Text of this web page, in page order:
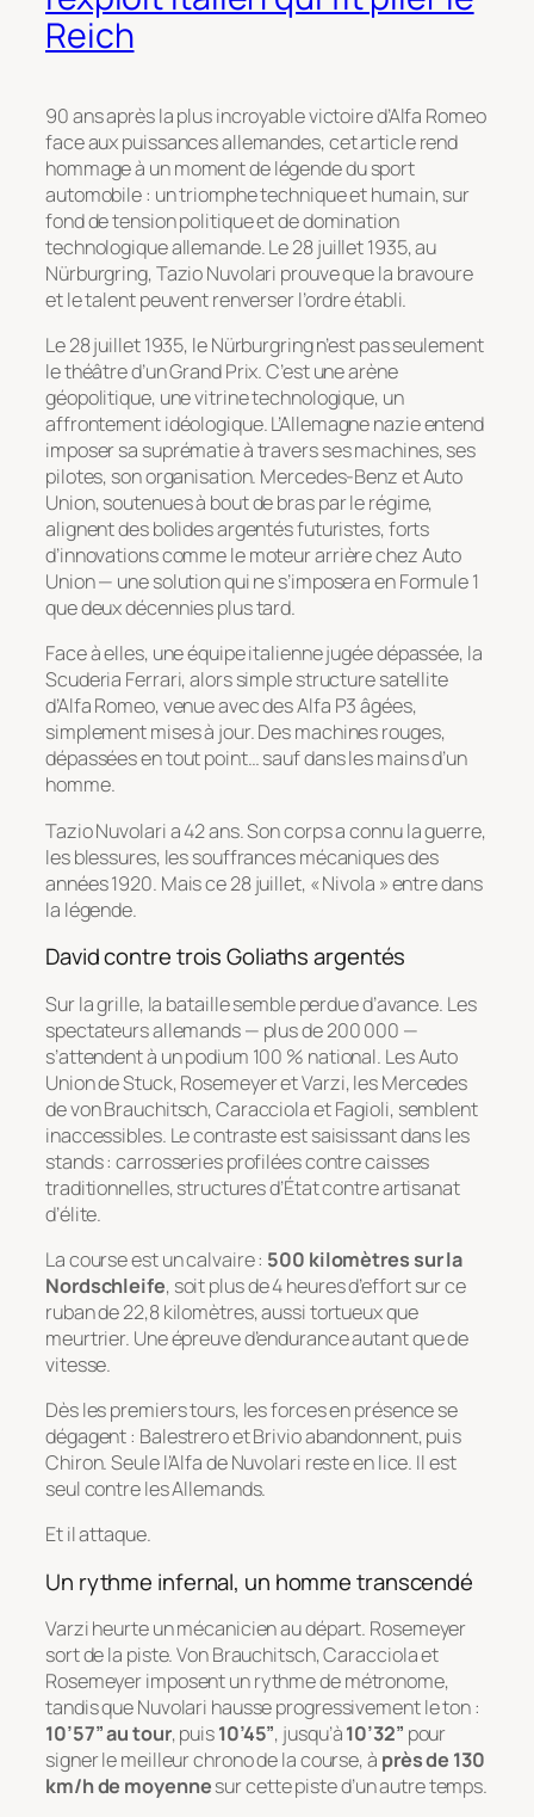
Reich
90 ans après la plus incroyable victoire d’Alfa Romeo
face aux puissances allemandes, cet article rend
hommage à un moment de légende du sport
automobile : un triomphe technique et humain, sur
fond de tension politique et de domination
technologique allemande. Le 28 juillet 1935, au
Nürburgring, Tazio Nuvolari prouve que la bravoure
et le talent peuvent renverser l’ordre établi.
Le 28 juillet 1935, le Nürburgring n’est pas seulement
le théâtre d’un Grand Prix. C’est une arène
géopolitique, une vitrine technologique, un
affrontement idéologique. L’Allemagne nazie entend
imposer sa suprématie à travers ses machines, ses
pilotes, son organisation. Mercedes-Benz et Auto
Union, soutenues à bout de bras par le régime,
alignent des bolides argentés futuristes, forts
d’innovations comme le moteur arrière chez Auto
Union — une solution qui ne s’imposera en Formule 1
que deux décennies plus tard.
Face à elles, une équipe italienne jugée dépassée, la
Scuderia Ferrari, alors simple structure satellite
d’Alfa Romeo, venue avec des Alfa P3 âgées,
simplement mises à jour. Des machines rouges,
dépassées en tout point… sauf dans les mains d’un
homme.
Tazio Nuvolari a 42 ans. Son corps a connu la guerre,
les blessures, les souffrances mécaniques des
années 1920. Mais ce 28 juillet, « Nivola » entre dans
la légende.
David contre trois Goliaths argentés
Sur la grille, la bataille semble perdue d’avance. Les
spectateurs allemands — plus de 200 000 —
s’attendent à un podium 100 % national. Les Auto
Union de Stuck, Rosemeyer et Varzi, les Mercedes
de von Brauchitsch, Caracciola et Fagioli, semblent
inaccessibles. Le contraste est saisissant dans les
stands : carrosseries profilées contre caisses
traditionnelles, structures d’État contre artisanat
d’élite.
La course est un calvaire : 500 kilomètres sur la
Nordschleife, soit plus de 4 heures d’effort sur ce
ruban de 22,8 kilomètres, aussi tortueux que
meurtrier. Une épreuve d’endurance autant que de
vitesse.
Dès les premiers tours, les forces en présence se
dégagent : Balestrero et Brivio abandonnent, puis
Chiron. Seule l’Alfa de Nuvolari reste en lice. Il est
seul contre les Allemands.
Et il attaque.
Un rythme infernal, un homme transcendé
Varzi heurte un mécanicien au départ. Rosemeyer
sort de la piste. Von Brauchitsch, Caracciola et
Rosemeyer imposent un rythme de métronome,
tandis que Nuvolari hausse progressivement le ton :
10’57” au tour, puis10’45”, jusqu’à10’32” pour
signer le meilleur chrono de la course, à près de 130
km/h de moyennesur cette piste d’un autre temps.